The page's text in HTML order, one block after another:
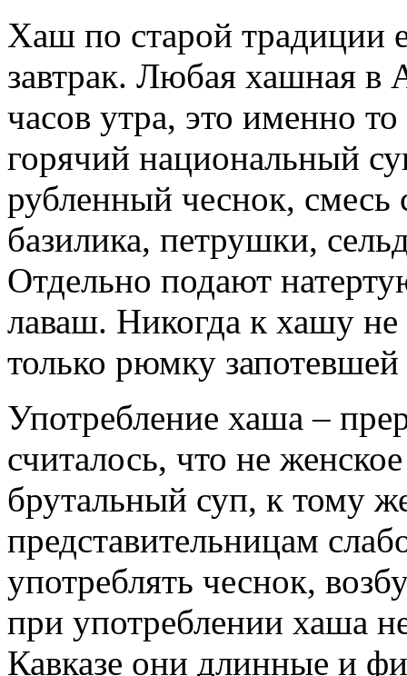
Хаш по старой традиции
завтрак. Любая хашная в
часов утра, это именно
горячий национальный
рубленный чеснок,
базилика, петрушки,
Отдельно подают
лаваш. Никогда к хашу
только рюмку
Употребление хаша –
считалось, что не
брутальный суп, к тому
представительницам
употреблять чеснок,
при употреблении хаша
Кавказе они длинные и